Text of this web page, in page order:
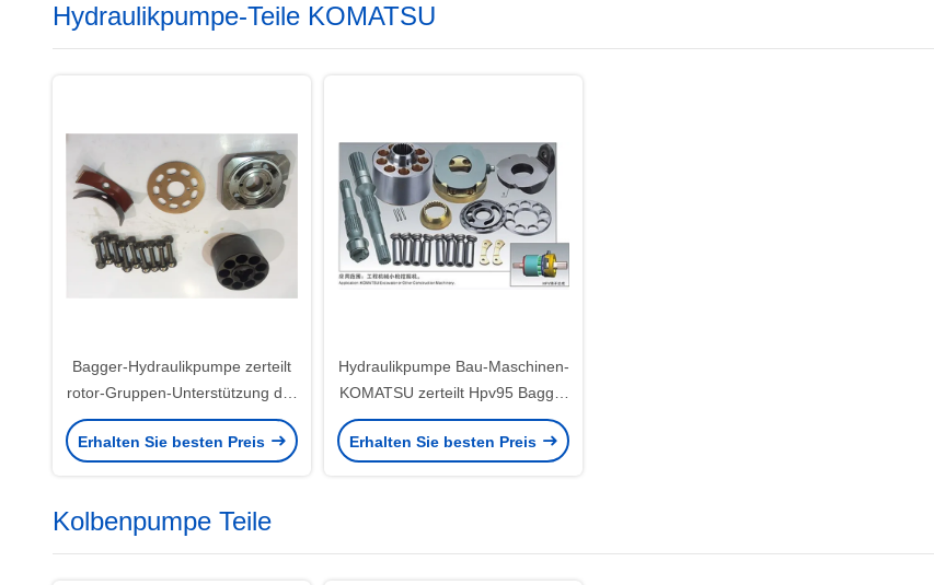
Hydraulikpumpe-Teile KOMATSU
Bagger-Hydraulikpumpe zerteilt
rotor-Gruppen-Unterstützung der
Hauptpumpen-PC220-7 Dreh
Erhalten Sie besten Preis
Hydraulikpumpe Bau-Maschinen-
KOMATSU zerteilt Hpv95 Bagger
Pc200-6 Pc200-7
Erhalten Sie besten Preis
Kolbenpumpe Teile